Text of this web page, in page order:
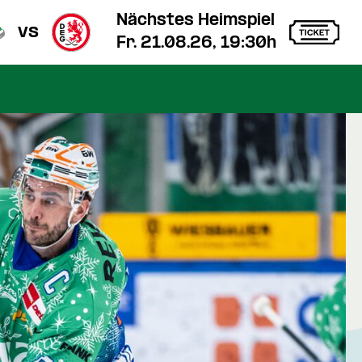
vs
Nächstes Heimspiel
Fr. 21.08.26, 19:30h